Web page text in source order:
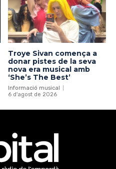
Troye Sivan comença a
donar pistes de la seva
nova era musical amb
‘She’s The Best’
Informació musical
6 d'agost de 2026